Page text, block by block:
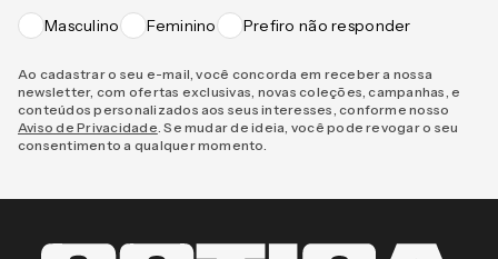
Masculino Feminino Prefiro não responder
Ao cadastrar o seu e-mail, você concorda em receber a nossa
newsletter, com ofertas exclusivas, novas coleções, campanhas, e
conteúdos personalizados aos seus interesses, conforme nosso
Aviso de Privacidade . Se mudar de ideia, você pode revogar o seu
consentimento a qualquer momento.